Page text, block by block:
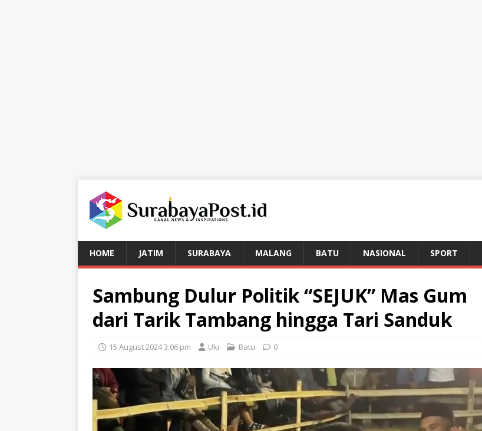
HOME JATIM SURABAYA MALANG BATU NASIONAL SPORT
Sambung Dulur Politik “SEJUK” Mas Gum
dari Tarik Tambang hingga Tari Sanduk
15 August 2024 3:06 pm Uki Batu 0